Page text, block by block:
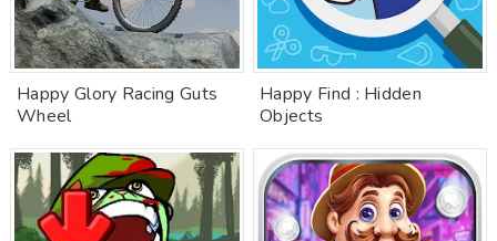
Happy Glory Racing Guts
Wheel
Happy Find : Hidden
Objects